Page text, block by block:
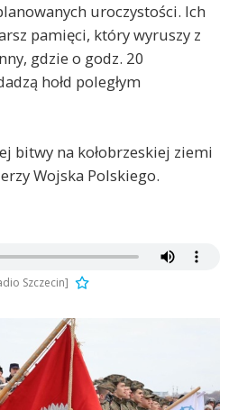
uroczystości. Ich
pamięci, który wyruszy z
gdzie o godz. 20
hołd poległym
bitwy na kołobrzeskiej ziemi
Wojska Polskiego.
Szczecin]